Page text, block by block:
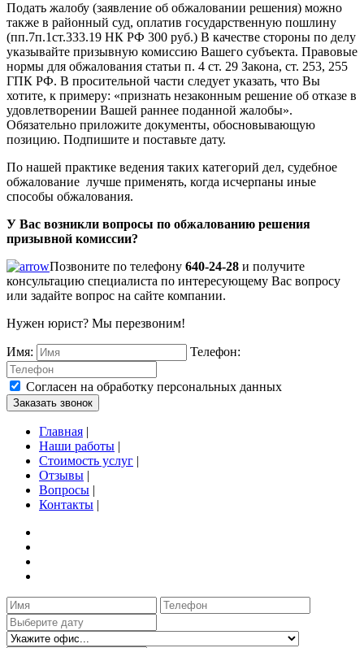
Подать жалобу (заявление об обжаловании решения) можно
также в районный суд, оплатив государственную пошлину
(пп.7п.1ст.333.19 НК РФ 300 руб.) В качестве стороны по делу
указывайте призывную комиссию Вашего субъекта. Правовые
нормы для обжалования статьи п. 4 ст. 29 Закона, ст. 253, 255
ГПК РФ. В просительной части следует указать, что Вы
хотите, к примеру: «признать незаконным решение об отказе в
удовлетворении Вашей раннее поданной жалобы».
Обязательно приложите документы, обосновывающую
позицию. Подпишите и поставьте дату.
По нашей практике ведения таких категорий дел, судебное
обжалование лучше применять, когда исчерпаны иные
способы обжалования.
У Вас возникли вопросы по обжалованию решения
призывной комиссии?
Позвоните по телефону 640-24-28 и получите
консультацию специалиста по интересующему Вас вопросу
или задайте вопрос на сайте компании.
Нужен юрист? Мы перезвоним!
Имя: Телефон:
Согласен на обработку персональных данных
Заказать звонок
Главная |
Наши работы |
Стоимость услуг |
Отзывы |
Вопросы |
Контакты |